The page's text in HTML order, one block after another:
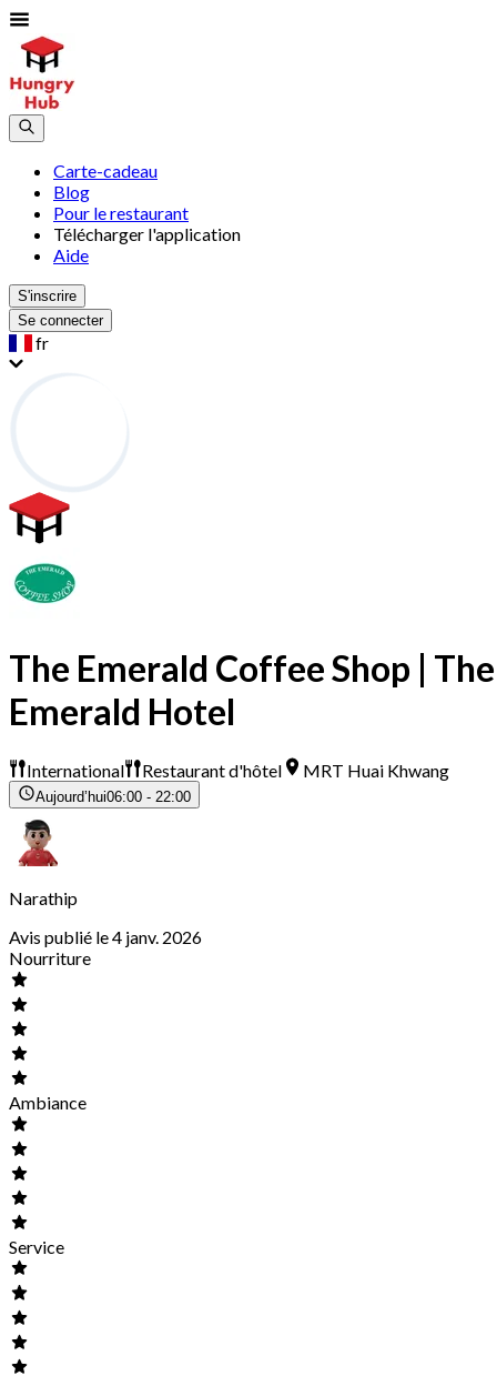
Carte-cadeau
Blog
Pour le restaurant
Télécharger l'application
Aide
S'inscrire
Se connecter
fr
The Emerald Coffee Shop | The
Emerald Hotel
International Restaurant d'hôtel MRT Huai Khwang
Aujourd’hui06:00 - 22:00
Narathip
Avis publié le 4 janv. 2026
Nourriture
Ambiance
Service